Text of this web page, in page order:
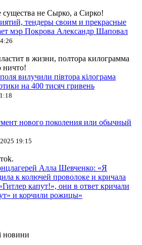
не Сырко, а Сирко!
тендеры своим и прекрасные
мэр Покрова Александр Шаповал
в жизни, полтора килограмма
ничто!
вилучили півтора кілограма
на 400 тисяч гривень
нового поколения или обычный
19:15
Алла Шевченко: «Я
к колючей проволоке и кричала
капут!», они в ответ кричали
и корчили рожицы»
новини